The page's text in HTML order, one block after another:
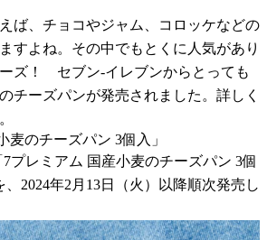
ば、チョコやジャム、コロッケなどの
すよね。その中でもとくに人気があり
ズ！ セブン-イレブンからとっても
チーズパンが発売されました。詳しく
麦のチーズパン 3個入」
プレミアム 国産小麦のチーズパン 3個
、2024年2月13日（火）以降順次発売し